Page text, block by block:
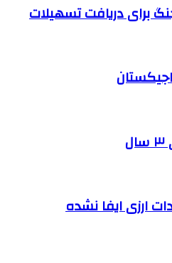
ارزی ایفا نشده